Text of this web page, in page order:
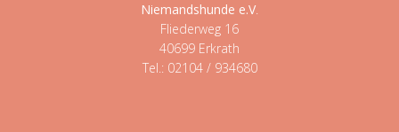
Niemandshunde e.V.
Fliederweg 16
40699 Erkrath
Tel.: 02104 / 934680